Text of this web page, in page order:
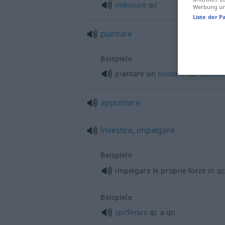
imbucare qc
piantare
Beispiele
piantare un bastonenelterreno
appuntare
investire, impiegare
Beispiele
impiegare le proprie forze in qc
Beispiele
spifferare qc a qn
Werbung
Liste der